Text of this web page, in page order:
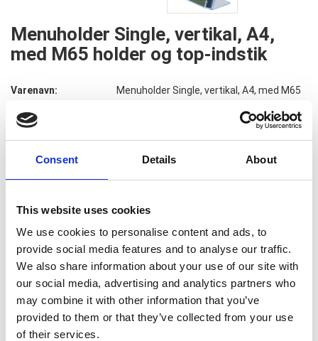
Consent Details About
This website uses cookies
We use cookies to personalise content and ads, to
provide social media features and to analyse our traffic.
We also share information about your use of our site with
our social media, advertising and analytics partners who
may combine it with other information that you’ve
provided to them or that they’ve collected from your use
of their services.
Menuholder Single, vertikal, A4,
med M65 holder og top-indstik
Varenavn:
Menuholder Single, vertikal, A4, med M65
Varenummer:
Pris pr stk v. 10 stk.
Pris pr stk v. 50 stk. 62,00DKK(eks. moms)
Pris pr stk v.100 stk. 52,00DKK(eks. moms)